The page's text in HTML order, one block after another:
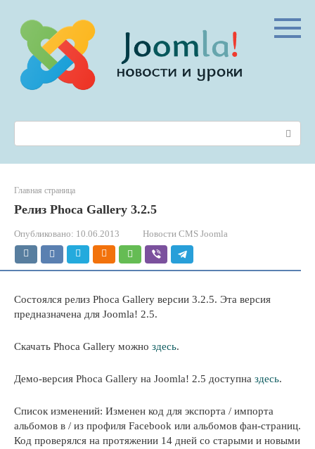
контенту
Главная страница
Релиз Phoca Gallery 3.2.5
Опубликовано: 10.06.2013 Новости CMS Joomla
Состоялся релиз Phoca Gallery версии 3.2.5. Эта версия
предназначена для Joomla! 2.5.
Скачать Phoca Gallery можно здесь.
Демо-версия Phoca Gallery на Joomla! 2.5 доступна здесь.
Список изменений: Изменен код для экспорта / импорта
альбомов в / из профиля Facebook или альбомов фан-страниц.
Код проверялся на протяжении 14 дней со старыми и новыми